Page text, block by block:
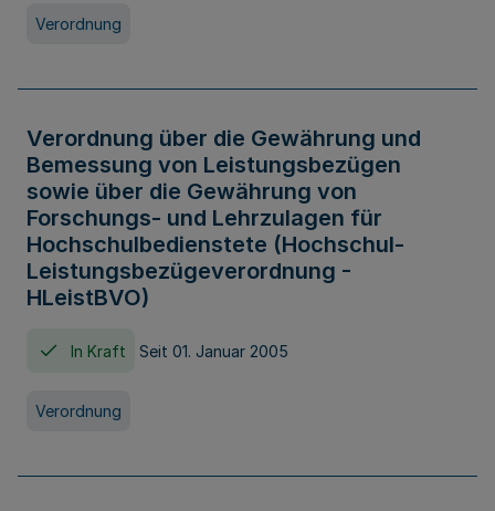
Verordnung
Verordnung über die Gewährung und
Bemessung von Leistungsbezügen
sowie über die Gewährung von
Forschungs- und Lehrzulagen für
Hochschulbedienstete (Hochschul-
Leistungsbezügeverordnung -
HLeistBVO)
In Kraft Seit 01. Januar 2005
Verordnung